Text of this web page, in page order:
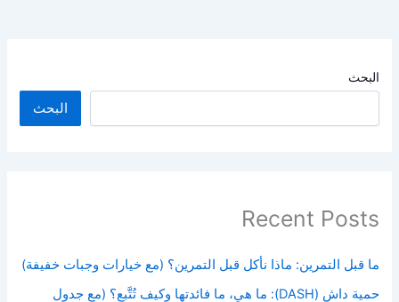
البحث
البحث
Recent Posts
ما قبل التمرين: ماذا نأكل قبل التمرين؟ (مع خيارات وجبات خفيفة)
حمية داش (DASH): ما هي، ما فائدتها وكيف تُتَّبع؟ (مع جدول